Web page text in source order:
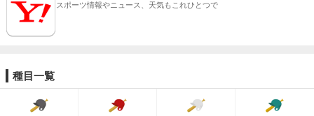
スポーツ情報やニュース、天気もこれひとつで
種目一覧